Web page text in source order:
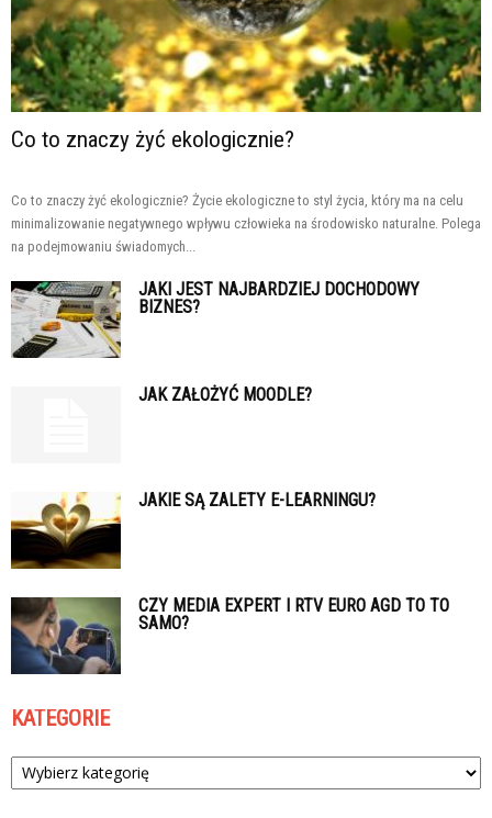
Co to znaczy żyć ekologicznie?
Co to znaczy żyć ekologicznie? Życie ekologiczne to styl życia, który ma na celu
minimalizowanie negatywnego wpływu człowieka na środowisko naturalne. Polega
na podejmowaniu świadomych...
JAKI JEST NAJBARDZIEJ DOCHODOWY
BIZNES?
JAK ZAŁOŻYĆ MOODLE?
JAKIE SĄ ZALETY E-LEARNINGU?
CZY MEDIA EXPERT I RTV EURO AGD TO TO
SAMO?
KATEGORIE
Kategorie